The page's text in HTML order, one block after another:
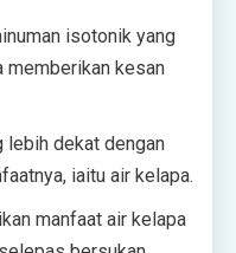
isotonik yang
memberikan kesan
lebih dekat dengan
iaitu air kelapa.
manfaat air kelapa